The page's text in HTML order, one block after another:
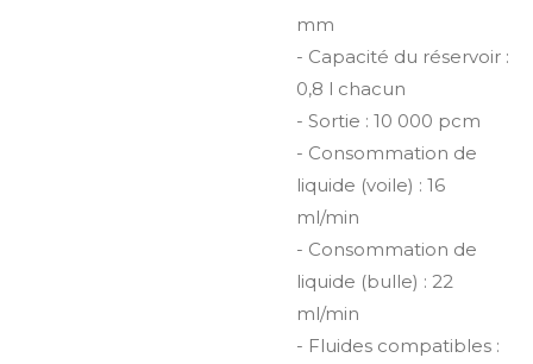
mm
- Capacité du réservoir :
0,8 l chacun
- Sortie : 10 000 pcm
- Consommation de
liquide (voile) : 16
ml/min
- Consommation de
liquide (bulle) : 22
ml/min
- Fluides compatibles :